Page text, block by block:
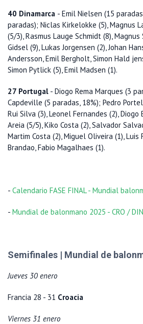
40 Dinamarca - Emil Nielsen (15
paradas); Niclas Kirkelokke (5), Magnus
(5/3), Rasmus Lauge Schmidt (8),
Gidsel (9), Lukas Jorgensen (2), Johan
Andersson, Emil Bergholt, Simon Hald
Simon Pytlick (5), Emil Madsen (1).
27 Portugal - Diogo Rema Marques (3
Capdeville (5 paradas, 18%); Pedro
Rui Silva (3), Leonel Fernandes (2), Diogo
Areia (5/5), Kiko Costa (2), Salvador
Martim Costa (2), Miguel Oliveira (1), Luis
Brandao, Fabio Magalhaes (1).
- Calendario FASE FINAL - Mundial
- Mundial de balonmano 2025 - CRO /
Semifinales | Mundial de
Jueves 30 enero
Francia 28 - 31 Croacia
Viernes 31 enero